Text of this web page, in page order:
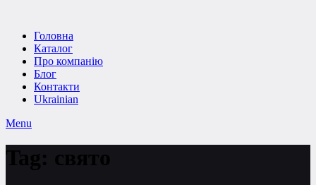
Головна
Каталог
Про компанію
Блог
Контакти
Ukrainian
Menu
Tag: свято